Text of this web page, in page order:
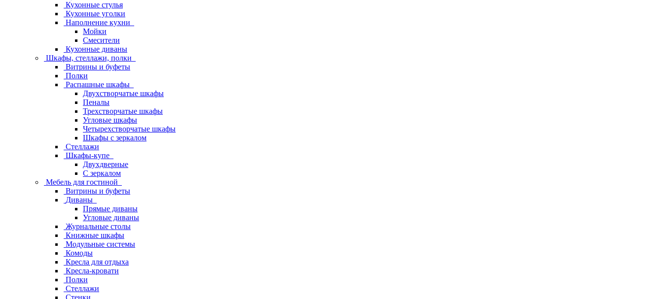
Кухонные стулья
Кухонные уголки
Наполнение кухни
Мойки
Смесители
Кухонные диваны
Шкафы, стеллажи, полки
Витрины и буфеты
Полки
Распашные шкафы
Двухстворчатые шкафы
Пеналы
Трехстворчатые шкафы
Угловые шкафы
Четырехстворчатые шкафы
Шкафы с зеркалом
Стеллажи
Шкафы-купе
Двухдверные
С зеркалом
Мебель для гостиной
Витрины и буфеты
Диваны
Прямые диваны
Угловые диваны
Журнальные столы
Книжные шкафы
Модульные системы
Комоды
Кресла для отдыха
Кресла-кровати
Полки
Стеллажи
Стенки